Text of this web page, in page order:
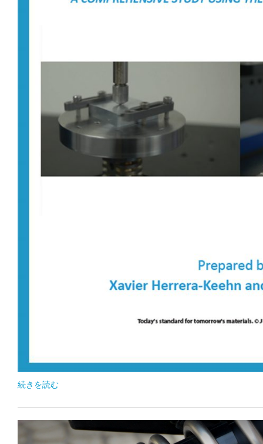
続きを読む